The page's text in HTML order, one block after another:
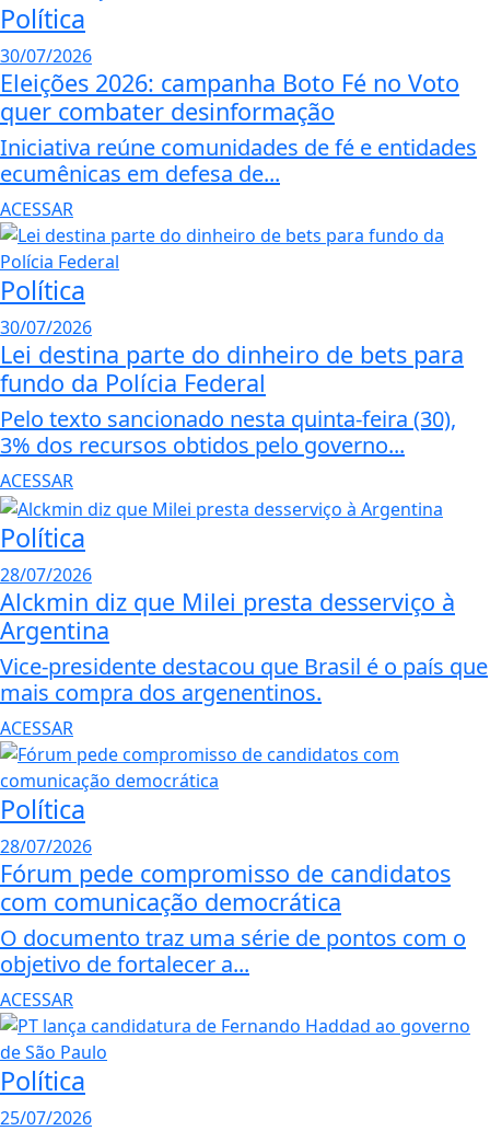
Política
30/07/2026
Eleições 2026: campanha Boto Fé no Voto
quer combater desinformação
Iniciativa reúne comunidades de fé e entidades
ecumênicas em defesa de...
ACESSAR
Política
30/07/2026
Lei destina parte do dinheiro de bets para
fundo da Polícia Federal
Pelo texto sancionado nesta quinta-feira (30),
3% dos recursos obtidos pelo governo...
ACESSAR
Política
28/07/2026
Alckmin diz que Milei presta desserviço à
Argentina
Vice-presidente destacou que Brasil é o país que
mais compra dos argenentinos.
ACESSAR
Política
28/07/2026
Fórum pede compromisso de candidatos
com comunicação democrática
O documento traz uma série de pontos com o
objetivo de fortalecer a...
ACESSAR
Política
25/07/2026